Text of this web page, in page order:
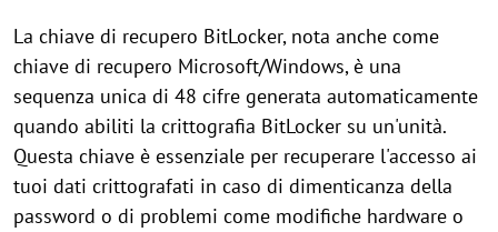
La chiave di recupero BitLocker, nota anche come
chiave di recupero Microsoft/Windows, è una
sequenza unica di 48 cifre generata automaticamente
quando abiliti la crittografia BitLocker su un'unità.
Questa chiave è essenziale per recuperare l'accesso ai
tuoi dati crittografati in caso di dimenticanza della
password o di problemi come modifiche hardware o